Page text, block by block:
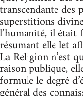
transcendante des
superstitions
l’humanité, il était
résumant elle let
La Religion n’est
raison publique,
formule le degré